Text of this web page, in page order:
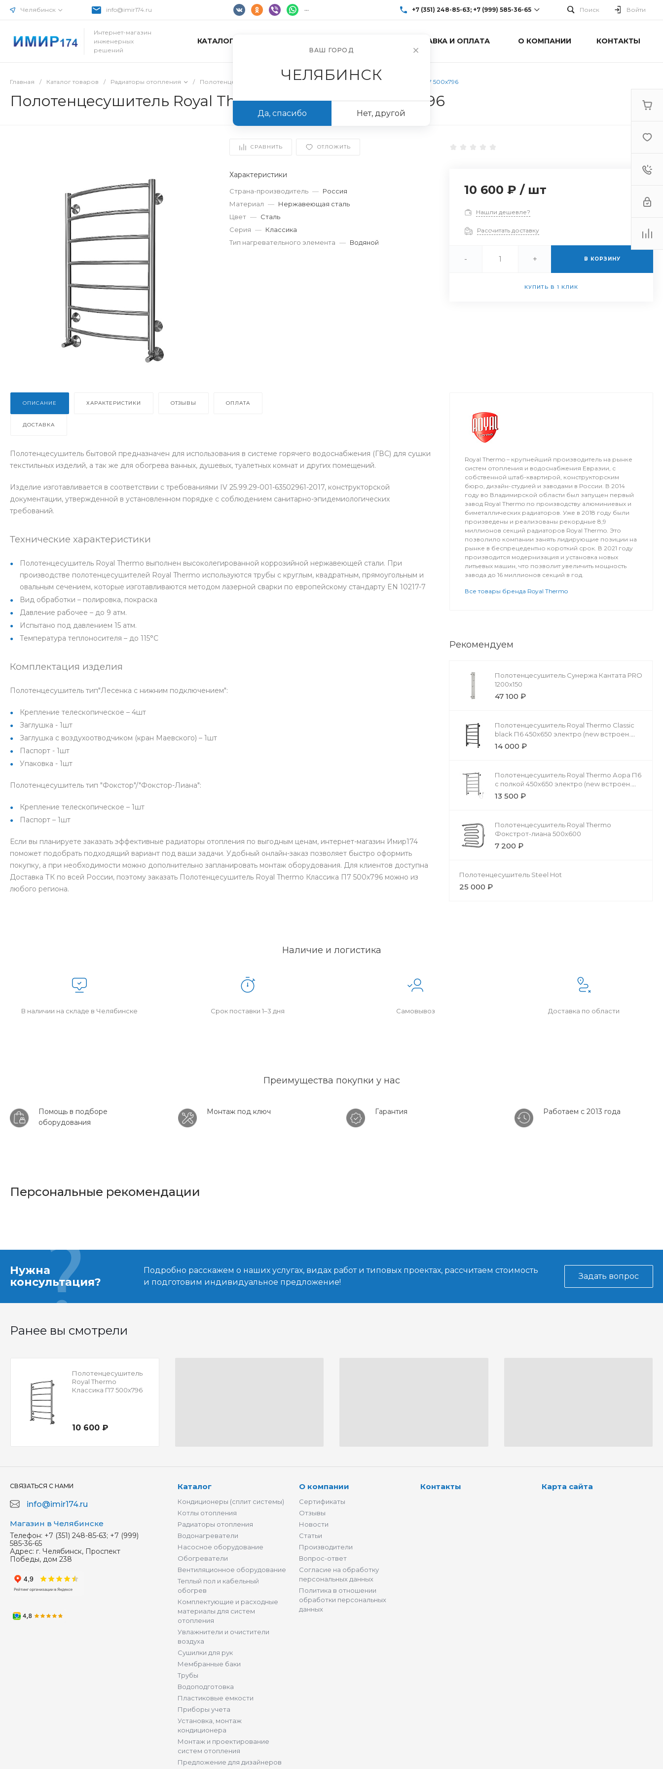
Челябинск info@imir174.ru ... +7 (351) 248-85-63; +7 (999) 585-36-65
+7 (351) 248-85-63; +7 (999) 585-36-65
Поиск Войти
Интернет-магазин
инженерных
решений
КАТАЛОГ ТОВАРОВ ДОСТАВКА И ОПЛАТА О КОМПАНИИ КОНТАКТЫ
Главная / Каталог товаров / Радиаторы отопления / Полотенцесушители Полотенцесушитель Royal Thermo Классика П7 500х796
Полотенцесушитель Royal Thermo Классика П7 500х796
СРАВНИТЬ ОТЛОЖИТЬ
Характеристики
Страна-производитель — Россия
Материал — Нержавеющая сталь
Цвет — Сталь
Серия — Классика
Тип нагревательного элемента — Водяной
10 600 ₽ / шт
Нашли дешевле?
Рассчитать доставку
- + В КОРЗИНУ
КУПИТЬ В 1 КЛИК
ОПИСАНИЕ ХАРАКТЕРИСТИКИ ОТЗЫВЫ ОПЛАТА
ДОСТАВКА
Полотенцесушитель бытовой предназначен для использования в системе горячего водоснабжения (ГВС) для сушки
текстильных изделий, а так же для обогрева ванных, душевых, туалетных комнат и других помещений.
Изделие изготавливается в соответствии с требованиями IV 25.99.29-001-63502961-2017, конструкторской
документации, утвержденной в установленном порядке с соблюдением санитарно-эпидемиологических
требований.
Технические характеристики
Полотенцесушитель Royal Thermo выполнен высоколегированной коррозийной нержавеющей стали. При
производстве полотенцесушителей Royal Thermo используются трубы с круглым, квадратным, прямоугольным и
овальным сечением, которые изготавливаются методом лазерной сварки по европейскому стандарту EN 10217-7
Вид обработки – полировка, покраска
Давление рабочее – до 9 атм.
Испытано под давлением 15 атм.
Температура теплоносителя – до 115°С
Комплектация изделия
Полотенцесушитель тип"Лесенка с нижним подключением":
Крепление телескопическое – 4шт
Заглушка - 1шт
Заглушка с воздухоотводчиком (кран Маевского) – 1шт
Паспорт - 1шт
Упаковка - 1шт
Полотенцесушитель тип "Фокстор"/"Фокстор-Лиана":
Крепление телескопическое – 1шт
Паспорт – 1шт
Если вы планируете заказать эффективные радиаторы отопления по выгодным ценам, интернет-магазин Имир174
поможет подобрать подходящий вариант под ваши задачи. Удобный онлайн-заказ позволяет быстро оформить
покупку, а при необходимости можно дополнительно запланировать монтаж оборудования. Для клиентов доступна
Доставка ТК по всей России, поэтому заказать Полотенцесушитель Royal Thermo Классика П7 500х796 можно из
любого региона.
Royal Thermo – крупнейший производитель на рынке
систем отопления и водоснабжения Евразии, с
собственной штаб-квартирой, конструкторским
бюро, дизайн-студией и заводами в России. В 2014
году во Владимирской области был запущен первый
завод Royal Thermo по производству алюминиевых и
биметаллических радиаторов. Уже в 2018 году были
произведены и реализованы рекордные 8,9
миллионов секций радиаторов Royal Thermo. Это
позволило компании занять лидирующие позиции на
рынке в беспрецедентно короткий срок. В 2021 году
производится модернизация и установка новых
литьевых машин, что позволит увеличить мощность
завода до 16 миллионов секций в год.
Все товары бренда Royal Thermo
Рекомендуем
Полотенцесушитель Сунержа Кантата PRO
1200х150
47 100 ₽
Полотенцесушитель Royal Thermo Classic
black П6 450х650 электро (new встроен.
диммер)
14 000 ₽
Полотенцесушитель Royal Thermo Аора П6
c полкой 450х650 электро (new встроен.
диммер)
13 500 ₽
Полотенцесушитель Royal Thermo
Фокстрот-лиана 500х600
7 200 ₽
Полотенцесушитель Steel Hot
25 000 ₽
Наличие и логистика
В наличии на складе в Челябинске Срок поставки 1–3 дня Самовывоз Доставка по области
Преимущества покупки у нас
Помощь в подборе
оборудования
Монтаж под ключ Гарантия Работаем с 2013 года
Персональные рекомендации
Нужна
консультация?
Подробно расскажем о наших услугах, видах работ и типовых проектах, рассчитаем стоимость
и подготовим индивидуальное предложение!
Задать вопрос
Ранее вы смотрели
Полотенцесушитель
Royal Thermo
Классика П7 500х796
10 600 ₽
СВЯЗАТЬСЯ С НАМИ
info@imir174.ru
Магазин в Челябинске
Телефон: +7 (351) 248-85-63; +7 (999)
585-36-65
Адрес: г. Челябинск, Проспект
Победы, дом 238
Каталог
Кондиционеры (сплит системы)
Котлы отопления
Радиаторы отопления
Водонагреватели
Насосное оборудование
Обогреватели
Вентиляционное оборудование
Теплый пол и кабельный
обогрев
Комплектующие и расходные
материалы для систем
отопления
Увлажнители и очистители
воздуха
Сушилки для рук
Мембранные баки
Трубы
Водоподготовка
Пластиковые емкости
Приборы учета
Установка, монтаж
кондиционера
Монтаж и проектирование
систем отопления
Предложение для дизайнеров
О компании
Сертификаты
Отзывы
Новости
Статьи
Производители
Вопрос-ответ
Согласие на обработку
персональных данных
Политика в отношении
обработки персональных
данных
Контакты Карта сайта
ВАШ ГОРОД
ЧЕЛЯБИНСК
Да, спасибо Нет, другой